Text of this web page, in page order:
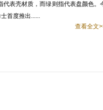
代表壳材质，而绿则指代表盘颜色。
首度推出......
查看全文